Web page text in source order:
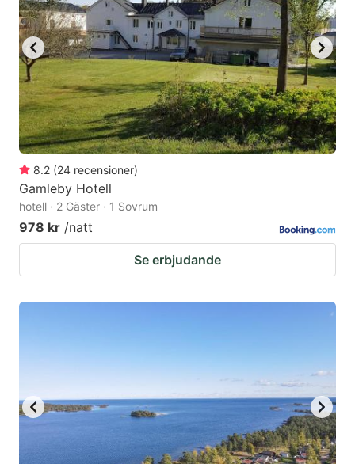
8.2 (24 recensioner)
Gamleby Hotell
hotell · 2 Gäster · 1 Sovrum
978 kr /natt
Se erbjudande